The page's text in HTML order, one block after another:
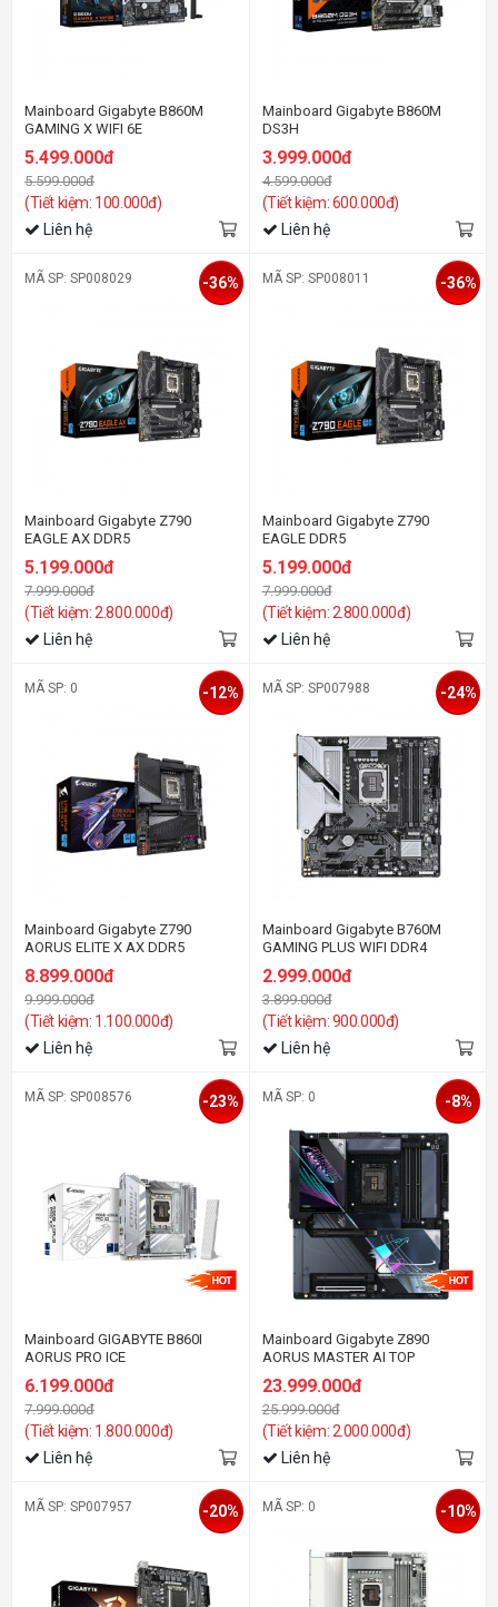
Mainboard Gigabyte B860M
GAMING X WIFI 6E
5.499.000đ
5.599.000đ
(Tiết kiệm: 100.000đ)
Liên hệ
Mainboard Gigabyte B860M
DS3H
3.999.000đ
4.599.000đ
(Tiết kiệm: 600.000đ)
Liên hệ
MÃ SP: SP008029
Mainboard Gigabyte Z790
EAGLE AX DDR5
5.199.000đ
7.999.000đ
(Tiết kiệm: 2.800.000đ)
-36%
Liên hệ
MÃ SP: SP008011
Mainboard Gigabyte Z790
EAGLE DDR5
5.199.000đ
7.999.000đ
(Tiết kiệm: 2.800.000đ)
-36%
Liên hệ
MÃ SP: 0
Mainboard Gigabyte Z790
AORUS ELITE X AX DDR5
(Wifi+Bluetootth)
8.899.000đ
9.999.000đ
(Tiết kiệm: 1.100.000đ)
-12%
Liên hệ
MÃ SP: SP007988
Mainboard Gigabyte B760M
GAMING PLUS WIFI DDR4
2.999.000đ
3.899.000đ
(Tiết kiệm: 900.000đ)
-24%
Liên hệ
MÃ SP: SP008576
Mainboard GIGABYTE B860I
AORUS PRO ICE
6.199.000đ
7.999.000đ
(Tiết kiệm: 1.800.000đ)
-23%
Liên hệ
MÃ SP: 0
Mainboard Gigabyte Z890
AORUS MASTER AI TOP
23.999.000đ
25.999.000đ
(Tiết kiệm: 2.000.000đ)
-8%
Liên hệ
MÃ SP: SP007957 -20% MÃ SP: 0 -10%